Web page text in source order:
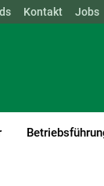
Kontakt Jobs